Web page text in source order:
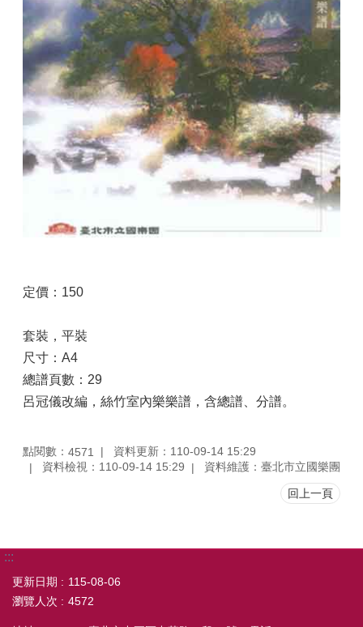
定價：150
套裝，平裝
尺寸：A4
總譜頁數：29
呂冠儀改編，絲竹室內樂樂譜，含總譜、分譜。
點閱數： 4571
資料更新：110-09-14 15:29
資料檢視：110-09-14 15:29
資料維護：臺北市立國樂團
回上一頁
:::
更新日期
115-08-06
瀏覽人次
4572